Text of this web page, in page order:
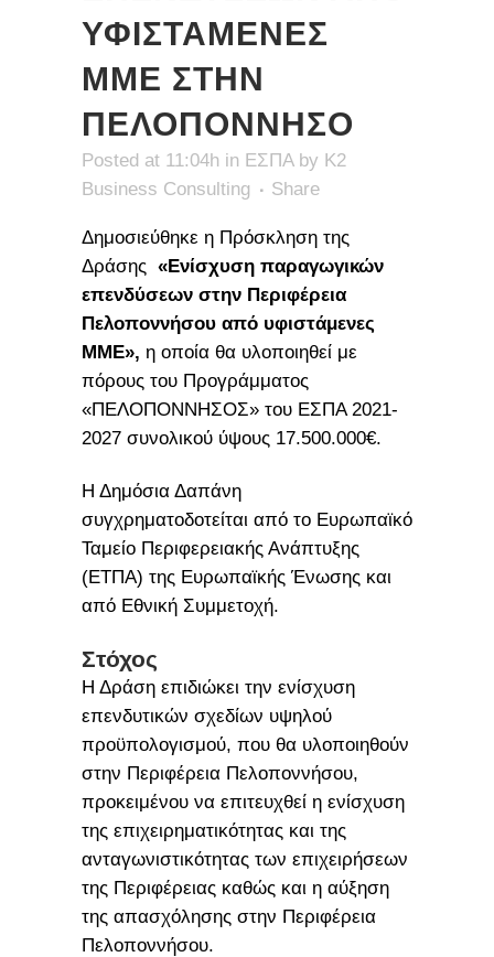
ΥΦΙΣΤΑΜΕΝΕΣ
ΜΜΕ ΣΤΗΝ
ΠΕΛΟΠΟΝΝΗΣΟ
Posted at 11:04h in ΕΣΠΑ by K2
Business Consulting
Share
Δημοσιεύθηκε η Πρόσκληση της
Δράσης «Ενίσχυση παραγωγικών
επενδύσεων στην Περιφέρεια
Πελοποννήσου από υφιστάμενες
ΜΜΕ», η οποία θα υλοποιηθεί με
πόρους του Προγράμματος
«ΠΕΛΟΠΟΝΝΗΣΟΣ» του ΕΣΠΑ 2021-
2027 συνολικού ύψους 17.500.000€.
Η Δημόσια Δαπάνη
συγχρηματοδοτείται από το Ευρωπαϊκό
Ταμείο Περιφερειακής Ανάπτυξης
(ΕΤΠΑ) της Ευρωπαϊκής Ένωσης και
από Εθνική Συμμετοχή.
Στόχος
Η Δράση επιδιώκει την ενίσχυση
επενδυτικών σχεδίων υψηλού
προϋπολογισμού, που θα υλοποιηθούν
στην Περιφέρεια Πελοποννήσου,
προκειμένου να επιτευχθεί η ενίσχυση
της επιχειρηματικότητας και της
ανταγωνιστικότητας των επιχειρήσεων
της Περιφέρειας καθώς και η αύξηση
της απασχόλησης στην Περιφέρεια
Πελοποννήσου.